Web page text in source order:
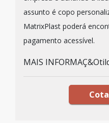
assunto é copo
MatrixPlast poderá
pagamento acessível.
MAIS